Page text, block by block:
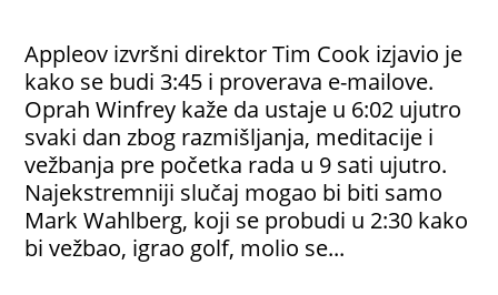
Appleov izvršni direktor Tim Cook izjavio je
kako se budi 3:45 i proverava e-mailove.
Oprah Winfrey kaže da ustaje u 6:02 ujutro
svaki dan zbog razmišljanja, meditacije i
vežbanja pre početka rada u 9 sati ujutro.
Najekstremniji slučaj mogao bi biti samo
Mark Wahlberg, koji se probudi u 2:30 kako
bi vežbao, igrao golf, molio se...